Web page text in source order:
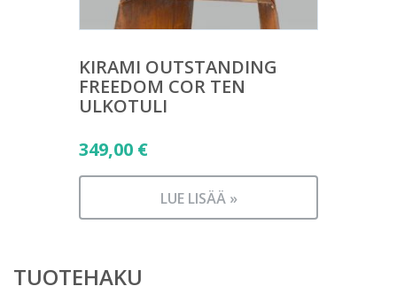
KIRAMI OUTSTANDING
FREEDOM COR TEN
ULKOTULI
349,00 €
LUE LISÄÄ »
TUOTEHAKU